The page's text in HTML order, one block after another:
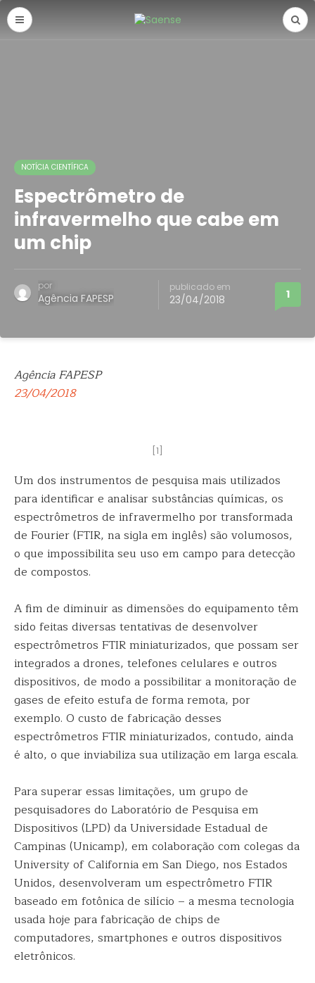
NOTÍCIA CIENTÍFICA
Espectrômetro de
infravermelho que cabe em
um chip
por
Agência FAPESP
publicado em
23/04/2018 1
Agência FAPESP
23/04/2018
[1]
Um dos instrumentos de pesquisa mais utilizados
para identificar e analisar substâncias químicas, os
espectrômetros de infravermelho por transformada
de Fourier (FTIR, na sigla em inglês) são volumosos,
o que impossibilita seu uso em campo para detecção
de compostos.
A fim de diminuir as dimensões do equipamento têm
sido feitas diversas tentativas de desenvolver
espectrômetros FTIR miniaturizados, que possam ser
integrados a drones, telefones celulares e outros
dispositivos, de modo a possibilitar a monitoração de
gases de efeito estufa de forma remota, por
exemplo. O custo de fabricação desses
espectrômetros FTIR miniaturizados, contudo, ainda
é alto, o que inviabiliza sua utilização em larga escala.
Para superar essas limitações, um grupo de
pesquisadores do Laboratório de Pesquisa em
Dispositivos (LPD) da Universidade Estadual de
Campinas (Unicamp), em colaboração com colegas da
University of California em San Diego, nos Estados
Unidos, desenvolveram um espectrômetro FTIR
baseado em fotônica de silício – a mesma tecnologia
usada hoje para fabricação de chips de
computadores, smartphones e outros dispositivos
eletrônicos.